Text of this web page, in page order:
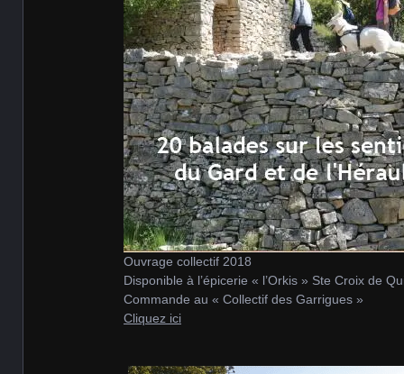
Ouvrage collectif 2018
Disponible à l’épicerie « l’Orkis » Ste Croix de
Commande au « Collectif des Garrigues »
Cliquez ici